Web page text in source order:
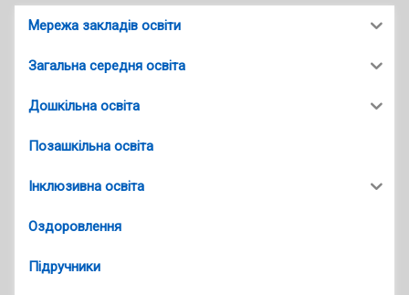
Мережа закладів освіти
Загальна середня освіта
Дошкільна освіта
Позашкільна освіта
Інклюзивна освіта
Оздоровлення
Підручники